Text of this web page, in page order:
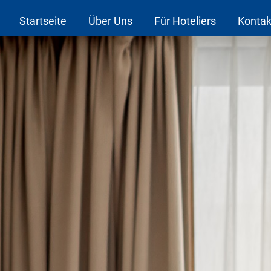
Startseite Über Uns Für Hoteliers